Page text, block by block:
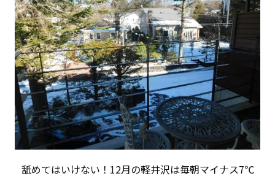
舐めてはいけない！12月の軽井沢は毎朝マイナス7℃